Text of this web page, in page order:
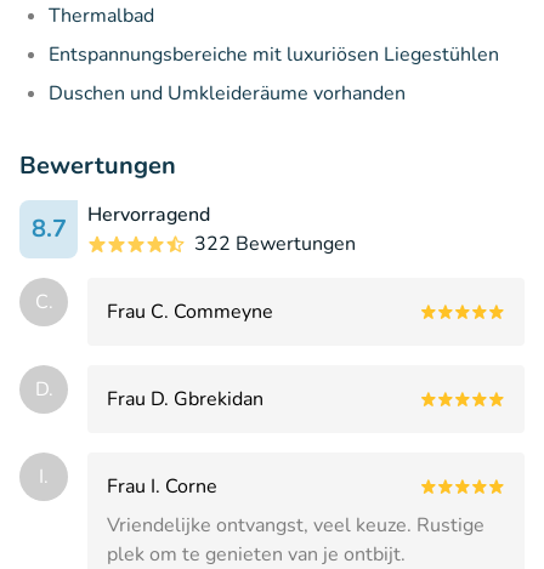
Thermalbad
Entspannungsbereiche mit luxuriösen Liegestühlen
Duschen und Umkleideräume vorhanden
Bewertungen
8.7
Hervorragend
322 Bewertungen
C. Frau C. Commeyne
D. Frau D. Gbrekidan
I.
Frau I. Corne
Vriendelijke ontvangst, veel keuze. Rustige
plek om te genieten van je ontbijt.